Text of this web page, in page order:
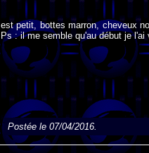
est petit, bottes marron, cheveux
Ps : il me semble qu'au début je l'ai
Postée le 07/04/2016.